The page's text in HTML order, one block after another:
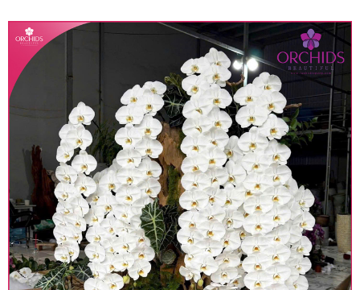
Lưu ý trước khi đặt hàng
• Về cây hoa: Một chậu hoa lan hồ điệp đẹp và
hoàn chỉnh sẽ được phối ghép từ nhiều cây hoa
và tạo dáng hoàn toàn thủ công nên có thể sẽ
khác nhau đôi chút giữa sản phẩm thực tế và